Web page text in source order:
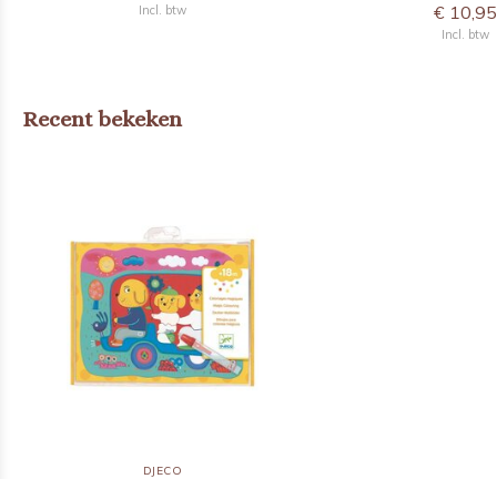
Incl. btw € 10,95
Incl. btw
Recent bekeken
DJECO